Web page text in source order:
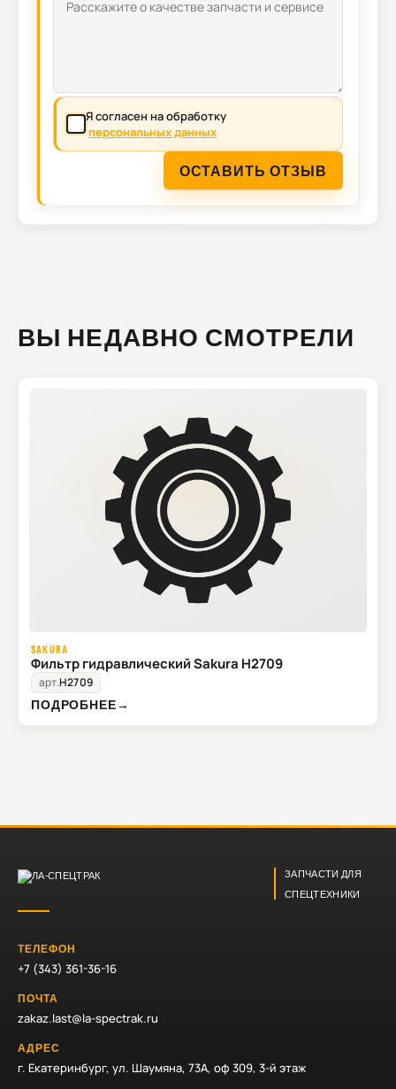
Я согласен на обработку
персональных данных
ОСТАВИТЬ ОТЗЫВ
ВЫ НЕДАВНО СМОТРЕЛИ
SAKURA
Фильтр гидравлический Sakura H2709
арт.H2709
ПОДРОБНЕЕ→
ЗАПЧАСТИ ДЛЯ
СПЕЦТЕХНИКИ
ТЕЛЕФОН
+7 (343) 361-36-16
ПОЧТА
zakaz.last@la-spectrak.ru
АДРЕС
г. Екатеринбург, ул. Шаумяна, 73А, оф 309, 3-й этаж